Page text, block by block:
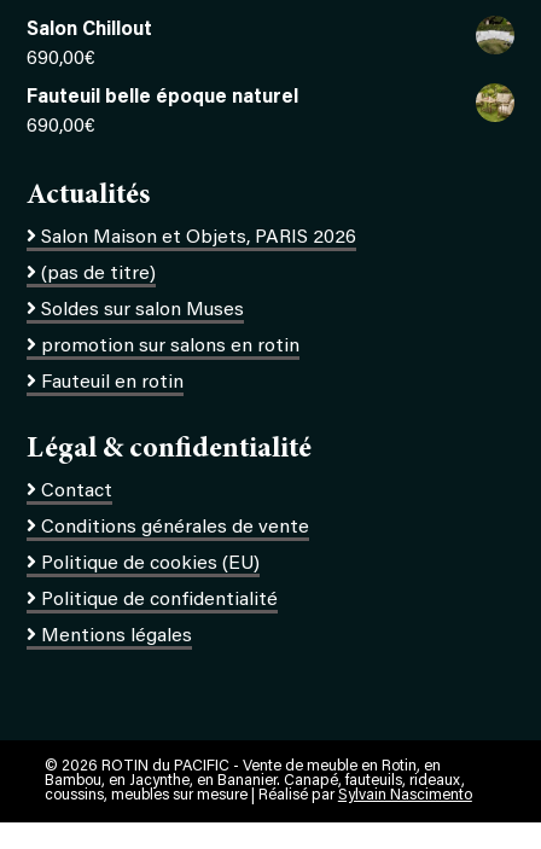
Salon Chillout
690,00€
Fauteuil belle époque naturel
690,00€
Actualités
Salon Maison et Objets, PARIS 2026
(pas de titre)
Soldes sur salon Muses
promotion sur salons en rotin
Fauteuil en rotin
Légal & confidentialité
Contact
Conditions générales de vente
Politique de cookies (EU)
Politique de confidentialité
Mentions légales
© 2026 ROTIN du PACIFIC - Vente de meuble en Rotin, en
Bambou, en Jacynthe, en Bananier. Canapé, fauteuils, rideaux,
coussins, meubles sur mesure | Réalisé parSylvain Nascimento